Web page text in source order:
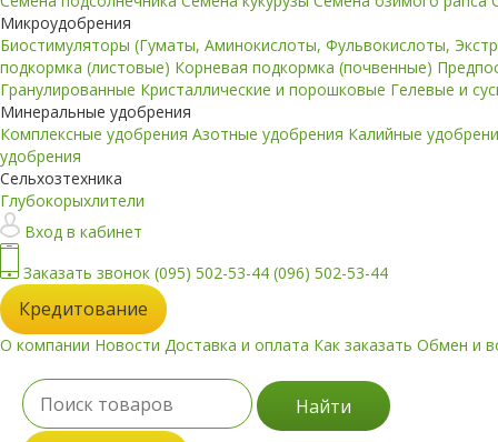
Микроудобрения
Биостимуляторы (Гуматы, Аминокислоты, Фульвокислоты,
подкормка (листовые) Корневая подкормка (почвенные)
Гранулированные Кристаллические и порошковые Гелевые и
Минеральные удобрения
Комплексные удобрения Азотные удобрения Калийные
удобрения
Сельхозтехника
Глубокорыхлители
Вход в кабинет
Заказать звонок (095) 502-53-44 (096) 502-53-44
Кредитование
О компании Новости Доставка и оплата Как заказать Обмен и
Найти